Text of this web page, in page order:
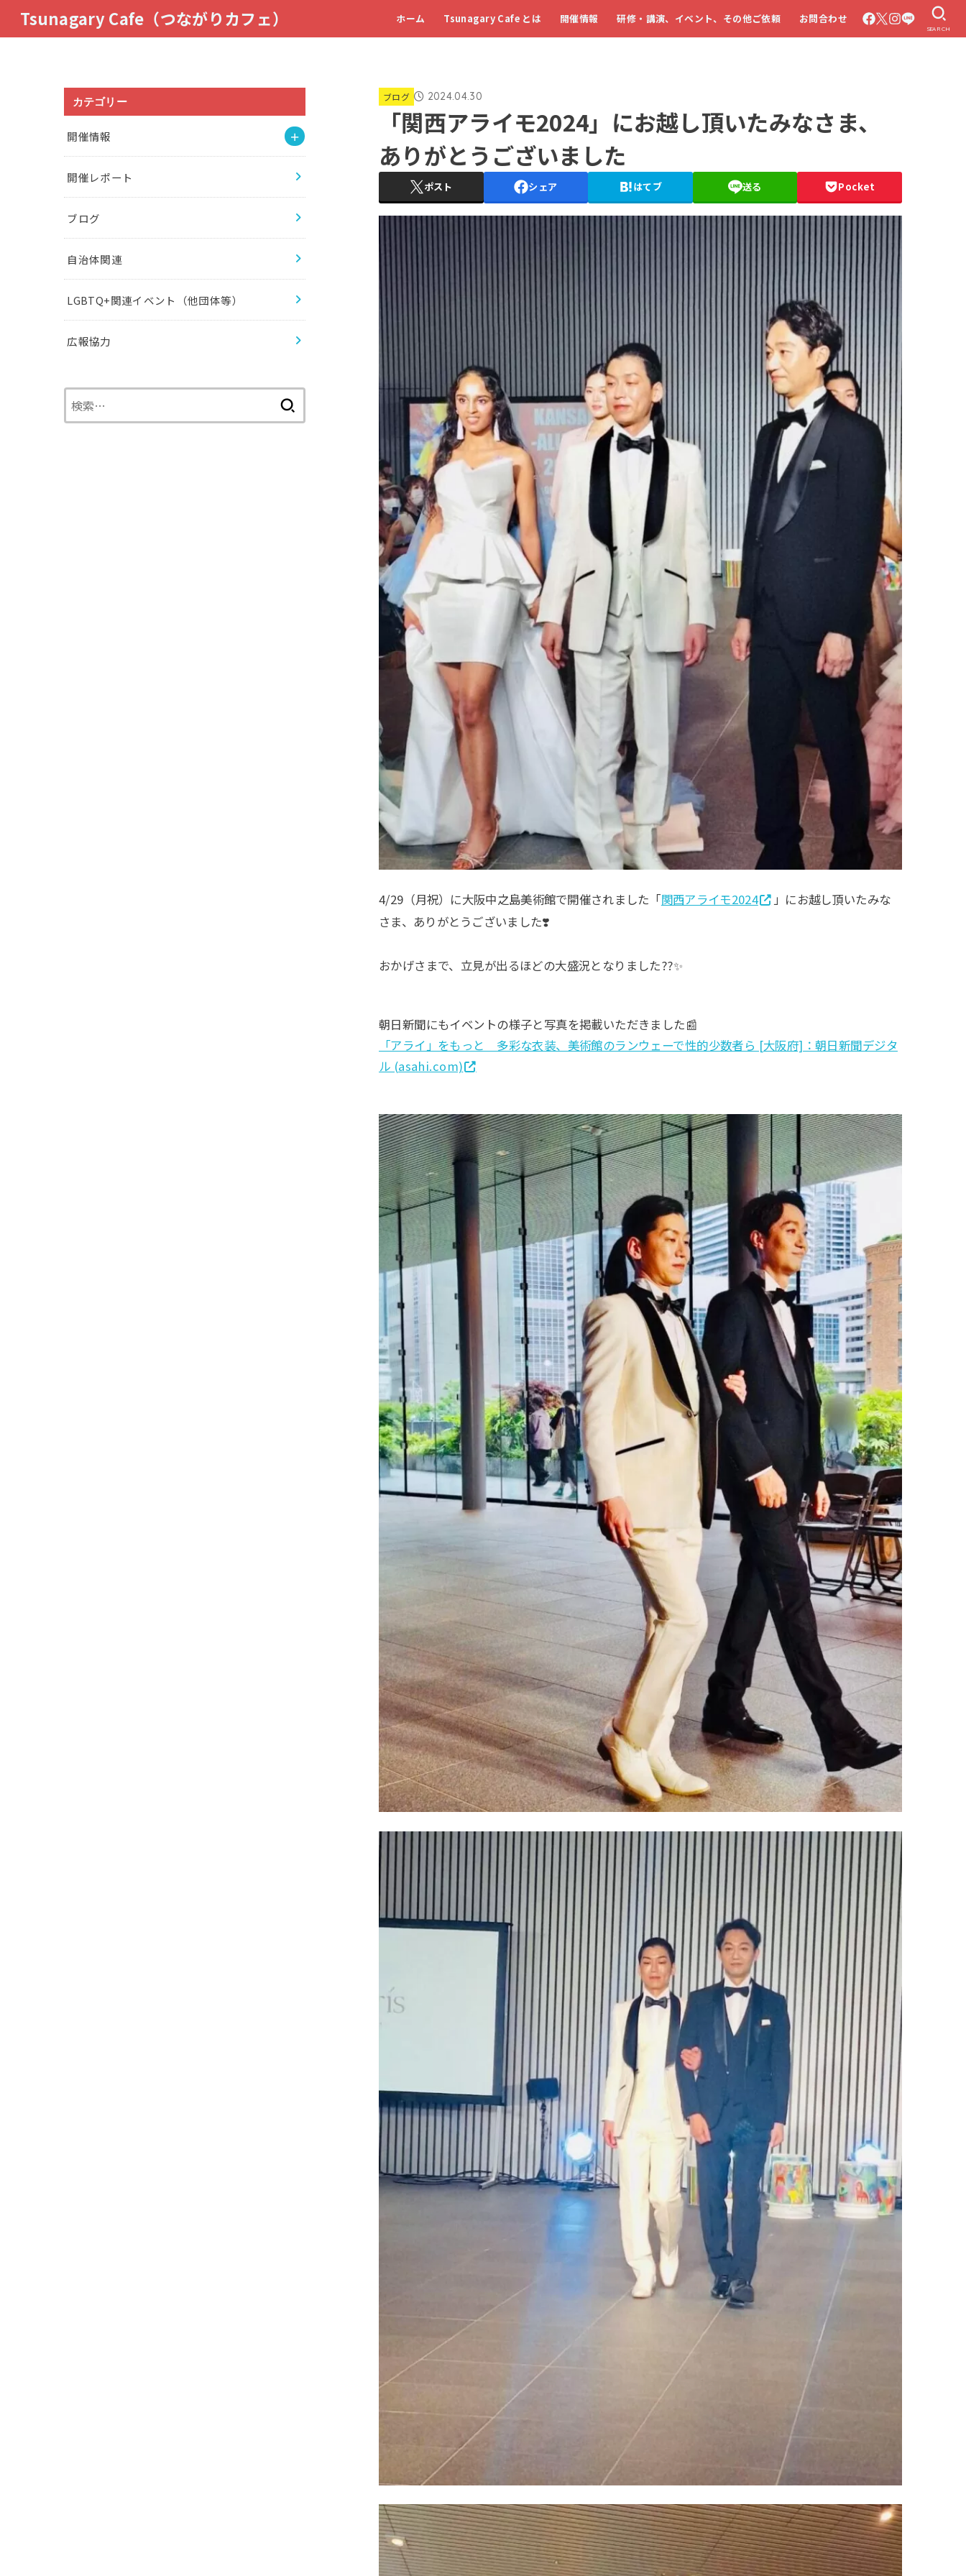
Tsunagary Cafe（つながりカフェ） ホーム Tsunagary Cafe とは 開催情報 研修・講演、イベント、その他ご依頼 お問合わせ
SEARCH
ブログ 2024.04.30
「関西アライモ2024」にお越し頂いたみなさま、
ありがとうございました
ポスト シェア はてブ 送る Pocket
4/29（月祝）に大阪中之島美術館で開催されました「関西アライモ2024
」にお越し頂いたみな
さま、ありがとうございました❣️
おかげさまで、立見が出るほどの大盛況となりました??✨
朝日新聞にもイベントの様子と写真を掲載いただきました📰
「アライ」をもっと 多彩な衣装、美術館のランウェーで性的少数者ら [大阪府]：朝日新聞デジタ
ル (asahi.com)
カテゴリー
開催情報
開催レポート
ブログ
自治体関連
LGBTQ+関連イベント（他団体等）
広報協力